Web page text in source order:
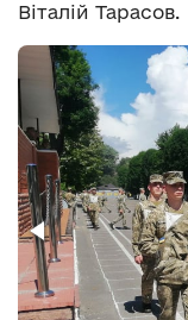
Віталій Тарасов.